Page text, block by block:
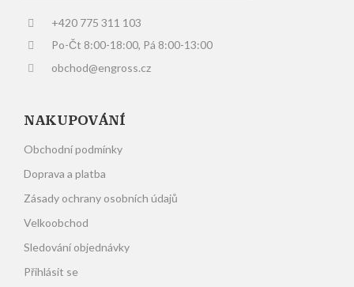
+420 775 311 103
Po-Čt 8:00-18:00, Pá 8:00-13:00
obchod@engross.cz
NAKUPOVÁNÍ
Obchodní podmínky
Doprava a platba
Zásady ochrany osobních údajů
Velkoobchod
Sledování objednávky
Přihlásit se